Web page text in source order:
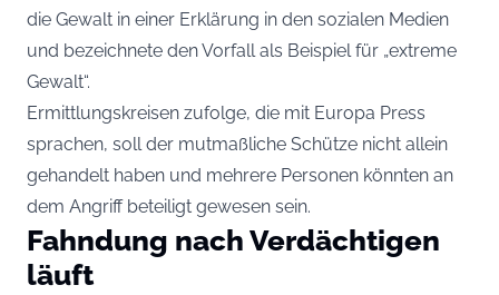
die Gewalt in einer Erklärung in den sozialen Medien
und bezeichnete den Vorfall als Beispiel für „extreme
Gewalt“.
Ermittlungskreisen zufolge, die mit Europa Press
sprachen, soll der mutmaßliche Schütze nicht allein
gehandelt haben und mehrere Personen könnten an
dem Angriff beteiligt gewesen sein.
Fahndung nach Verdächtigen
läuft